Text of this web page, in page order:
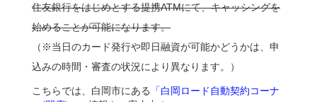
住友銀行をはじめとする提携ATMにて、キャッシングを
始めることが可能になります。
（※当日のカード発行や即日融資が可能かどうかは、申
込みの時間・審査の状況により異なります。）
こちらでは、白岡市にある
「白岡ロード自動契約コーナ